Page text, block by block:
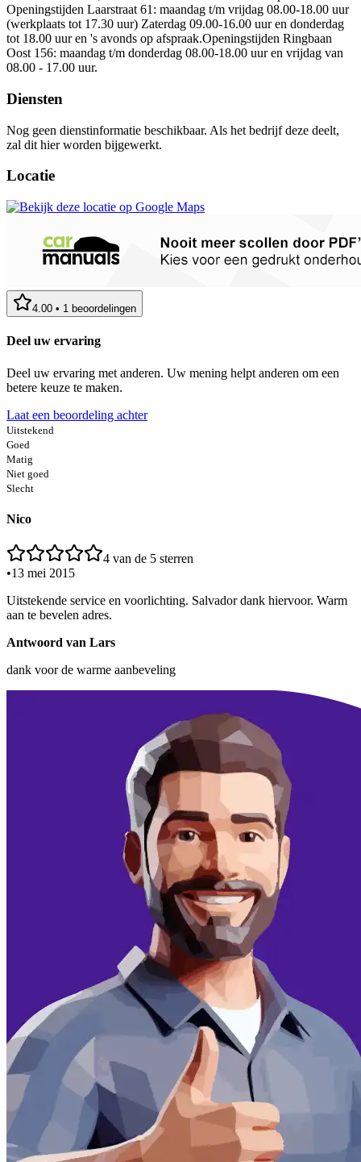
Openingstijden Laarstraat 61: maandag t/m vrijdag 08.00-18.00 uur
(werkplaats tot 17.30 uur) Zaterdag 09.00-16.00 uur en donderdag
tot 18.00 uur en 's avonds op afspraak.Openingstijden Ringbaan
Oost 156: maandag t/m donderdag 08.00-18.00 uur en vrijdag van
08.00 - 17.00 uur.
Diensten
Nog geen dienstinformatie beschikbaar. Als het bedrijf deze deelt,
zal dit hier worden bijgewerkt.
Locatie
4.00 • 1 beoordelingen
Deel uw ervaring
Deel uw ervaring met anderen. Uw mening helpt anderen om een
betere keuze te maken.
Laat een beoordeling achter
Uitstekend
Goed
Matig
Niet goed
Slecht
Nico
4 van de 5 sterren
•13 mei 2015
Uitstekende service en voorlichting. Salvador dank hiervoor. Warm
aan te bevelen adres.
Antwoord van Lars
dank voor de warme aanbeveling